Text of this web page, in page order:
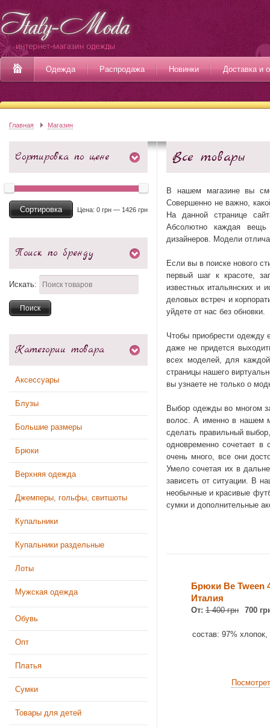
Одежда Распродажа Новинки Доставка и
Главная Магазин
Сортировка по цене
Сортировка Цена: 0 грн — 1426 грн
Поиск по бренду
Искать:
Категории товара
Аксессуары
Блузы
Большие размеры
Брюки
Верхняя одежда
Джемперы, гольфы, свитшоты
Купальники
Купальники раздельные
Лоты
Мужская одежда
Обувь
Опт
Платья
Сумки
Товары для детей
Все товары
В нашем магазине вы
Совершенно не важно,
На данной странице
Абсолютно каждая вещь
дизайнеров. Модели
Если вы в поиске нового
первый шаг к красоте,
известных итальянских и
деловых встреч и
уйдете от нас без обновки.
Чтобы приобрести одежду
даже не придется
всех моделей, для
страницы нашего
вы узнаете не только о
Выбор одежды во многом
волос. А именно в нашем
сделать правильный
одновременно сочетает в
очень много, все они
Умело сочетая их в
зависеть от ситуации. В
необычные и красивые
сумки и дополнительные
Брюки Be Tween
Италия
От: 1 400 грн 700
состав: 97%